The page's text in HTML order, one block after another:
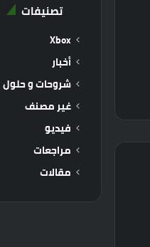
تصنيفات
Xbox
أخبار
شروحات و حلول
غير مصنف
فيديو
مراجعات
مقالات